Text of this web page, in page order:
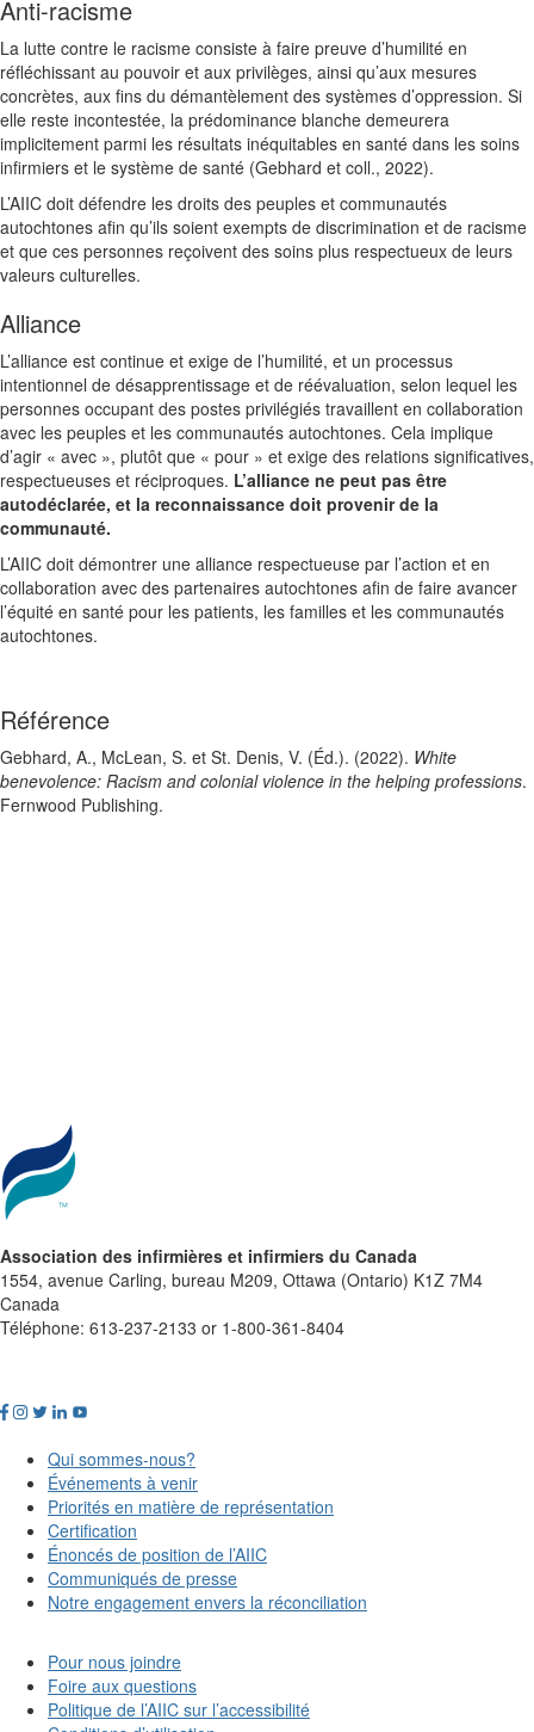
Anti-racisme
La lutte contre le racisme consiste à faire preuve d’humilité en
réfléchissant au pouvoir et aux privilèges, ainsi qu’aux mesures
concrètes, aux fins du démantèlement des systèmes d’oppression. Si
elle reste incontestée, la prédominance blanche demeurera
implicitement parmi les résultats inéquitables en santé dans les soins
infirmiers et le système de santé (Gebhard et coll., 2022).
L’AIIC doit défendre les droits des peuples et communautés
autochtones afin qu’ils soient exempts de discrimination et de racisme
et que ces personnes reçoivent des soins plus respectueux de leurs
valeurs culturelles.
Alliance
L’alliance est continue et exige de l’humilité, et un processus
intentionnel de désapprentissage et de réévaluation, selon lequel les
personnes occupant des postes privilégiés travaillent en collaboration
avec les peuples et les communautés autochtones. Cela implique
d’agir « avec », plutôt que « pour » et exige des relations significatives,
respectueuses et réciproques. L’alliance ne peut pas être
autodéclarée, et la reconnaissance doit provenir de la
communauté.
L’AIIC doit démontrer une alliance respectueuse par l’action et en
collaboration avec des partenaires autochtones afin de faire avancer
l’équité en santé pour les patients, les familles et les communautés
autochtones.
Référence
Gebhard, A., McLean, S. et St. Denis, V. (Éd.). (2022). White
benevolence: Racism and colonial violence in the helping professions.
Fernwood Publishing.
Association des infirmières et infirmiers du Canada
1554, avenue Carling, bureau M209, Ottawa (Ontario) K1Z 7M4
Canada
Téléphone: 613-237-2133 or 1-800-361-8404
Qui sommes-nous?
Événements à venir
Priorités en matière de représentation
Certification
Énoncés de position de l’AIIC
Communiqués de presse
Notre engagement envers la réconciliation
Pour nous joindre
Foire aux questions
Politique de l’AIIC sur l’accessibilité